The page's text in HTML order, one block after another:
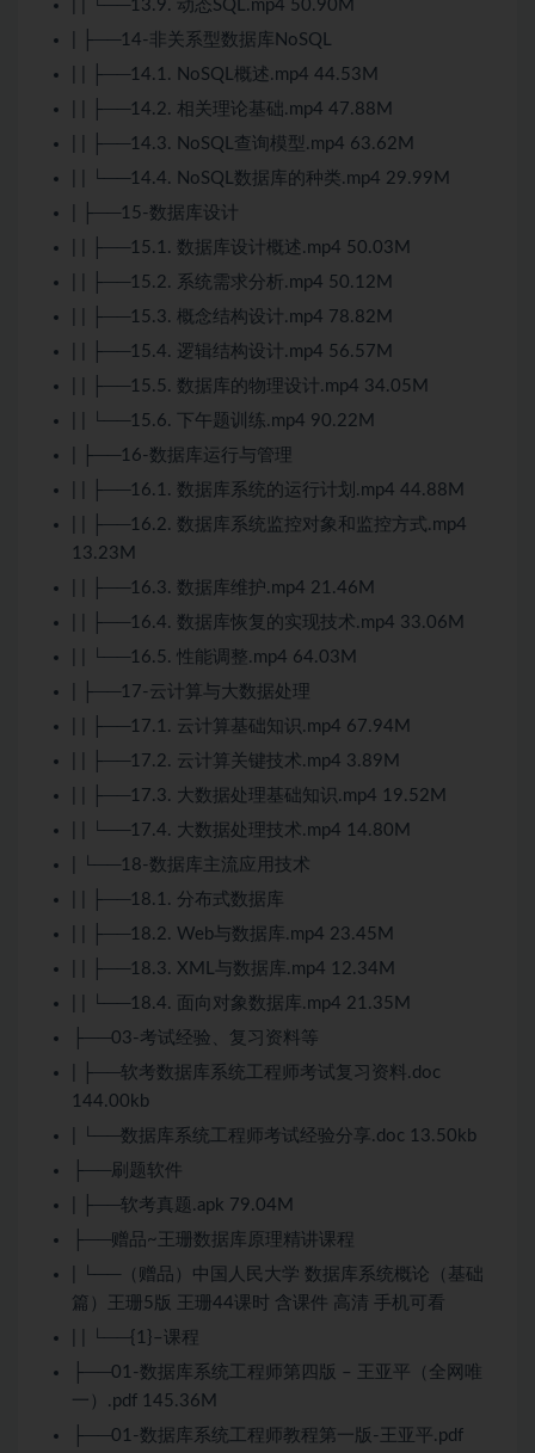
| | └──13.9. 动态SQL.mp4 50.90M
| ├──14-非关系型数据库NoSQL
| | ├──14.1. NoSQL概述.mp4 44.53M
| | ├──14.2. 相关理论基础.mp4 47.88M
| | ├──14.3. NoSQL查询模型.mp4 63.62M
| | └──14.4. NoSQL数据库的种类.mp4 29.99M
| ├──15-数据库设计
| | ├──15.1. 数据库设计概述.mp4 50.03M
| | ├──15.2. 系统需求分析.mp4 50.12M
| | ├──15.3. 概念结构设计.mp4 78.82M
| | ├──15.4. 逻辑结构设计.mp4 56.57M
| | ├──15.5. 数据库的物理设计.mp4 34.05M
| | └──15.6. 下午题训练.mp4 90.22M
| ├──16-数据库运行与管理
| | ├──16.1. 数据库系统的运行计划.mp4 44.88M
| | ├──16.2. 数据库系统监控对象和监控方式.mp4
13.23M
| | ├──16.3. 数据库维护.mp4 21.46M
| | ├──16.4. 数据库恢复的实现技术.mp4 33.06M
| | └──16.5. 性能调整.mp4 64.03M
| ├──17- 云计算与大数据处理
| | ├──17.1. 云计算基础知识.mp4 67.94M
| | ├──17.2. 云计算 关键技术.mp4 3.89M
| | ├──17.3. 大数据处理基础知识.mp4 19.52M
| | └──17.4. 大数据处理技术.mp4 14.80M
| └──18-数据库主流应用技术
| | ├──18.1. 分布式数据库
| | ├──18.2. Web与数据库.mp4 23.45M
| | ├──18.3. XML与数据库.mp4 12.34M
| | └──18.4. 面向对象数据库.mp4 21.35M
├──03-考试经验、复习资料等
| ├──软考数据库系统工程师考试复习资料.doc
144.00kb
| └──数据库系统工程师考试经验分享.doc 13.50kb
├──刷题软件
| ├──软考真题.apk 79.04M
├──赠品~王珊数据库原理精讲课程
| └──（赠品）中国人民大学 数据库系统概论（基础
篇）王珊5版 王珊44课时 含课件 高清 手机可看
| | └──{1}–课程
├──01-数据库系统工程师第四版 – 王亚平（全网唯
一）.pdf 145.36M
├──01-数据库系统工程师教程第一版-王亚平.pdf